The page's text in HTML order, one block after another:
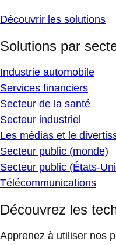
Découvrir les solutions
Solutions par
Industrie automobile
Services financiers
Secteur de la santé
Secteur industriel
Les médias et le
Secteur public (monde)
Secteur public (États-
Télécommunications
Découvrez les
Apprenez à utiliser nos